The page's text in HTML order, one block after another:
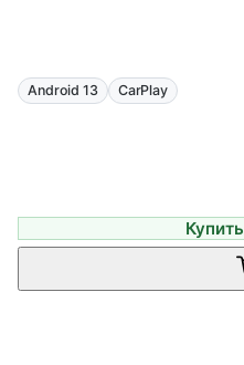
Android 13 CarPlay